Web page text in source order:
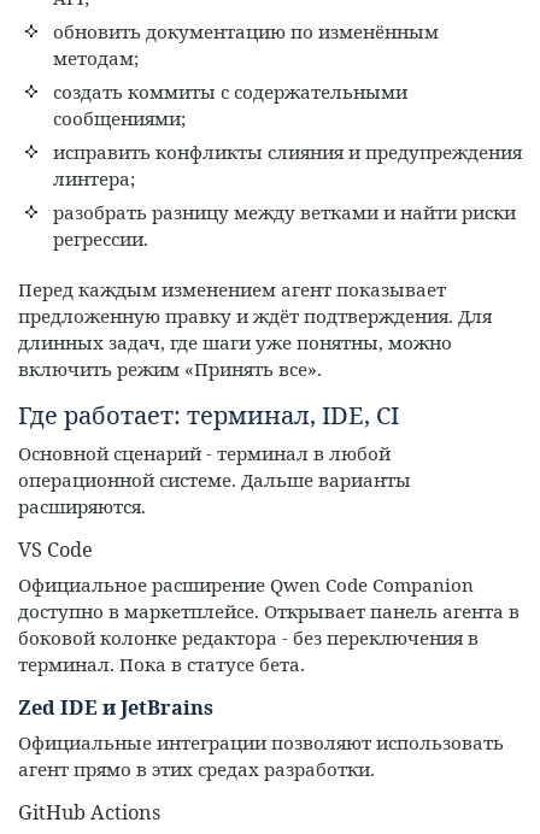
обновить документацию по изменённым
методам;
создать коммиты с содержательными
сообщениями;
исправить конфликты слияния и предупреждения
линтера;
разобрать разницу между ветками и найти риски
регрессии.
Перед каждым изменением агент показывает
предложенную правку и ждёт подтверждения. Для
длинных задач, где шаги уже понятны, можно
включить режим «Принять все».
Где работает: терминал, IDE, CI
Основной сценарий - терминал в любой
операционной системе. Дальше варианты
расширяются.
VS Code
Официальное расширение Qwen Code Companion
доступно в маркетплейсе. Открывает панель агента в
боковой колонке редактора - без переключения в
терминал. Пока в статусе бета.
Zed IDE и JetBrains
Официальные интеграции позволяют использовать
агент прямо в этих средах разработки.
GitHub Actions